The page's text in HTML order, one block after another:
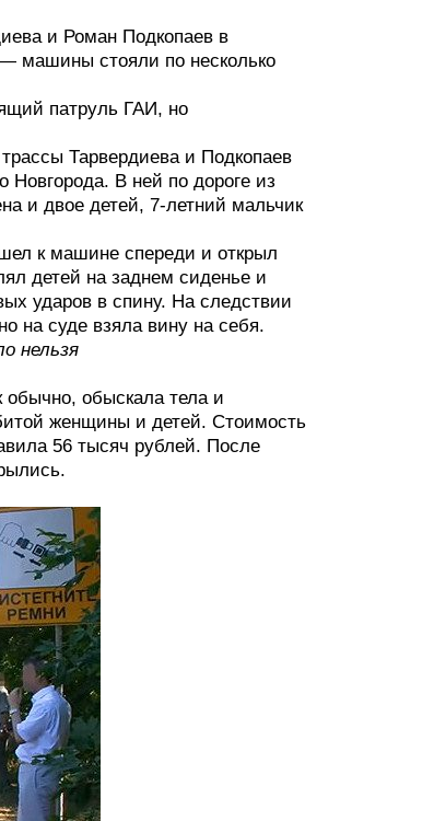
и Роман Подкопаев в
машины стояли по несколько
патруль ГАИ, но
Тарвердиева и Подкопаев
В ней по дороге из
и двое детей, 7-летний мальчик
к машине спереди и открыл
детей на заднем сиденье и
ударов в спину. На следствии
на суде взяла вину на себя.
нельзя
обычно, обыскала тела и
женщины и детей. Стоимость
56 тысяч рублей. После